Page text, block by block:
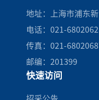
地址：上海市浦东
电话：021-
传真：021-
邮编：201399
快速访问